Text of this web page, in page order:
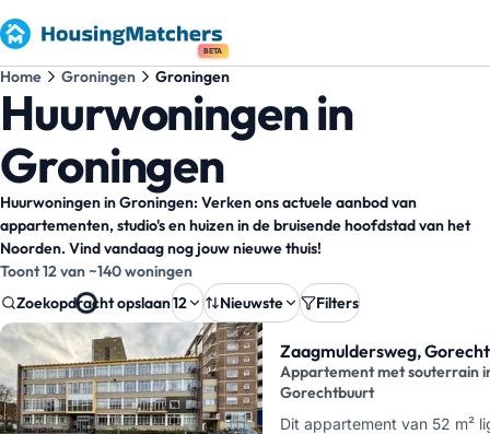
BETA
Home Groningen Groningen
Huurwoningen in
Groningen
Huurwoningen in Groningen: Verken ons actuele aanbod van
appartementen, studio's en huizen in de bruisende hoofdstad van het
Noorden. Vind vandaag nog jouw nieuwe thuis!
Toont 12 van ~140 woningen
Zoekopdracht opslaan12 Nieuwste Filters
Zoekresultaten Zaagmuldersweg,
Appartement met souterrain
Gorechtbuurt
Dit appartement van 52 m²